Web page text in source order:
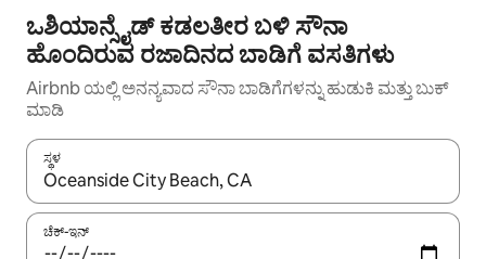
ಒಶಿಯಾನ್ಸೈಡ್ ಕಡಲತೀರ ಬಳಿ ಸೌನಾ
ಹೊಂದಿರುವ ರಜಾದಿನದ ಬಾಡಿಗೆ ವಸತಿಗಳು
Airbnb ಯಲ್ಲಿ ಅನನ್ಯವಾದ ಸೌನಾ ಬಾಡಿಗೆಗಳನ್ನು ಹುಡುಕಿ ಮತ್ತು ಬುಕ್
ಮಾಡಿ
ಸ್ಥಳ
ಫಲಿತಾಂಶಗಳು ಲಭ್ಯವಿರುವಾಗ, ಅಪ್ ಮತ್ತು ಡೌನ್ ಬಾಣದ ಕೀಲಿಗಳೊಂದಿಗೆ
ಚೆಕ್-ಇನ್